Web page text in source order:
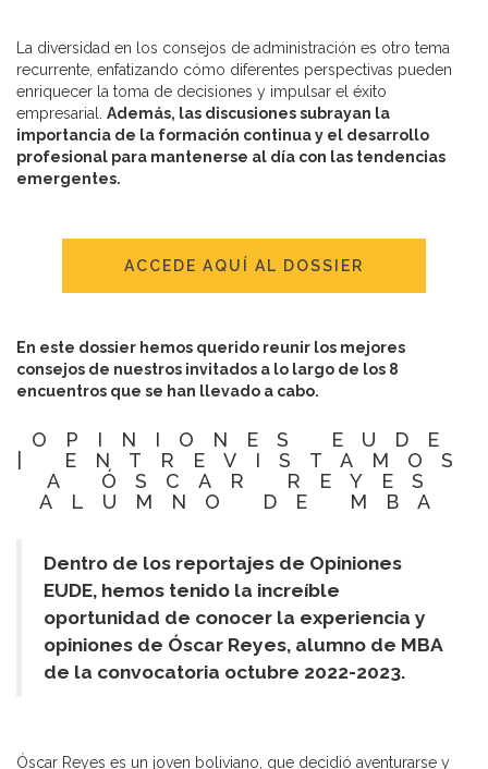
La diversidad en los consejos de administración es otro tema
recurrente, enfatizando cómo diferentes perspectivas pueden
enriquecer la toma de decisiones y impulsar el éxito
empresarial. Además, las discusiones subrayan la
importancia de la formación continua y el desarrollo
profesional para mantenerse al día con las tendencias
emergentes.
ACCEDE AQUÍ AL DOSSIER
En este dossier hemos querido reunir los mejores
consejos de nuestros invitados a lo largo de los 8
encuentros que se han llevado a cabo.
OPINIONES EUDE
| ENTREVISTAMOS
A ÓSCAR REYES
ALUMNO DE MBA
Dentro de los reportajes de Opiniones
EUDE, hemos tenido la increíble
oportunidad de conocer la experiencia y
opiniones de Óscar Reyes, alumno de MBA
de la convocatoria octubre 2022-2023.
Óscar Reyes es un joven boliviano, que decidió aventurarse y